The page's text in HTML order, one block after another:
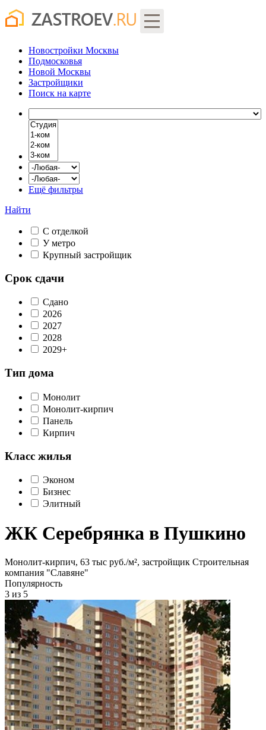
Новостройки Москвы
Подмосковья
Новой Москвы
Застройщики
Поиск на карте
Ещё фильтры
Найти
С отделкой
У метро
Крупный застройщик
Срок сдачи
Сдано
2026
2027
2028
2029+
Тип дома
Монолит
Монолит-кирпич
Панель
Кирпич
Класс жилья
Эконом
Бизнес
Элитный
ЖК Серебрянка в Пушкино
Монолит-кирпич, 63 тыс руб./м², застройщик Строительная
компания "Славяне"
Популярность
3 из 5